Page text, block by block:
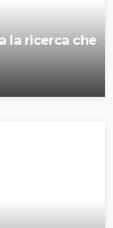
la ricerca che